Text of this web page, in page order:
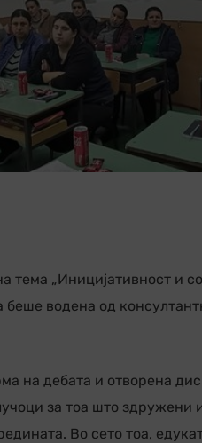
тема „Иницијативност и
водена од
на дебата и отворена
за тоа што здружени
Во сето тоа,